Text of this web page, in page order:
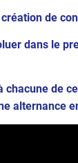
de
dans le
chacune de
alternance